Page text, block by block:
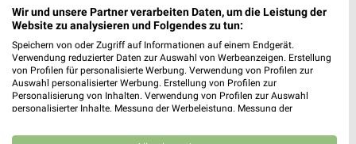
Heute 09:00 - 18:00 Uhr | Geöffnet
525,60 km
Füllhorn Karlsruhe
Erbprinzenstr. 27
Wir und unsere Partner verarbeiten Daten, um die Leistung der
Website zu analysieren und Folgendes zu tun:
Speichern von oder Zugriff auf Informationen auf einem Endgerät.
Verwendung reduzierter Daten zur Auswahl von Werbeanzeigen. Erstellung
von Profilen für personalisierte Werbung. Verwendung von Profilen zur
Auswahl personalisierter Werbung. Erstellung von Profilen zur
Personalisierung von Inhalten. Verwendung von Profilen zur Auswahl
personalisierter Inhalte. Messung der Werbeleistung. Messung der
Kombinationen von Daten aus verschiedenen Quellen. Entwicklung und